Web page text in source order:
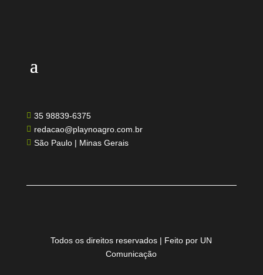
 35 98839-6375
 redacao@playnoagro.com.br
 São Paulo | Minas Gerais
Todos os direitos reservados | Feito por UN
Comunicação